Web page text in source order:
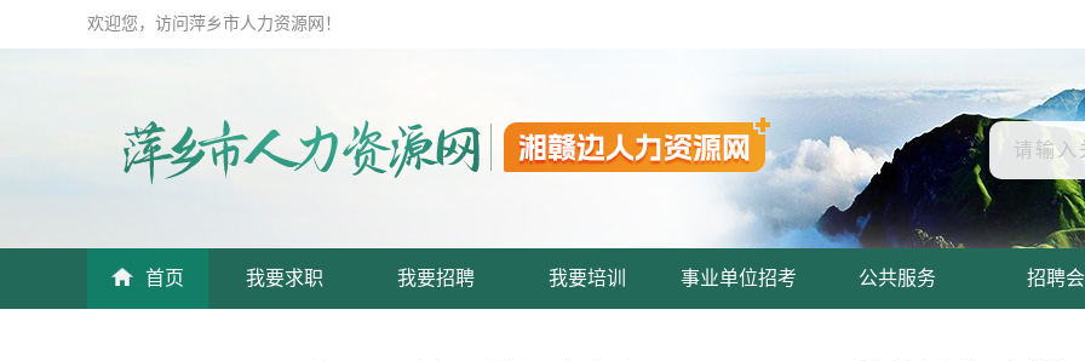
欢迎您，访问萍乡市人力资源网！
首页 我要求职 我要招聘 我要培训 事业单位招考 公共服务 招聘会